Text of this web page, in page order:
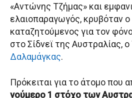
«Αντώνης Τζήμας» και
ελαιοπαραγωγός, κρυβόταν ο
καταζητούμενος για τον
στο Σίδνεϊ της Αυστραλίας, ο
Δαλαμάγκας.
Πρόκειται για το άτομο που
νούμερο 1 στόχο των